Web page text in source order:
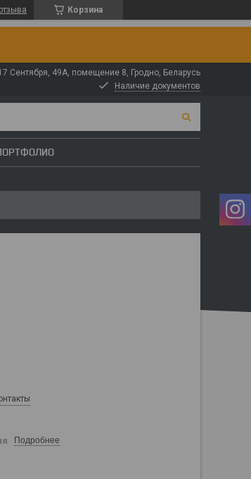
Корзина
Сентября, 49А, помещение 8, Гродно, Беларусь
Наличие документов
Подробнее